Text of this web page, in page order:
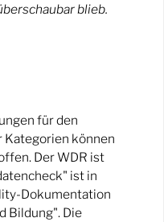
blieb.
für den
Kategorien können
Der WDR ist
ist in
Dokumentation
Bildung". Die